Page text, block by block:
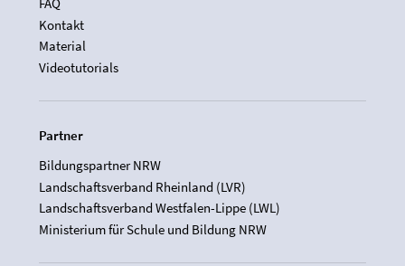
Kontakt
Material
Videotutorials
Partner
Bildungspartner NRW
Landschaftsverband Rheinland (LVR)
Landschaftsverband Westfalen-Lippe (LWL)
Ministerium für Schule und Bildung NRW